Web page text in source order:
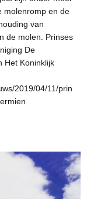
molenromp en de
van
de molen. Prinses
De
Het Koninklijk
2019/04/11/prin